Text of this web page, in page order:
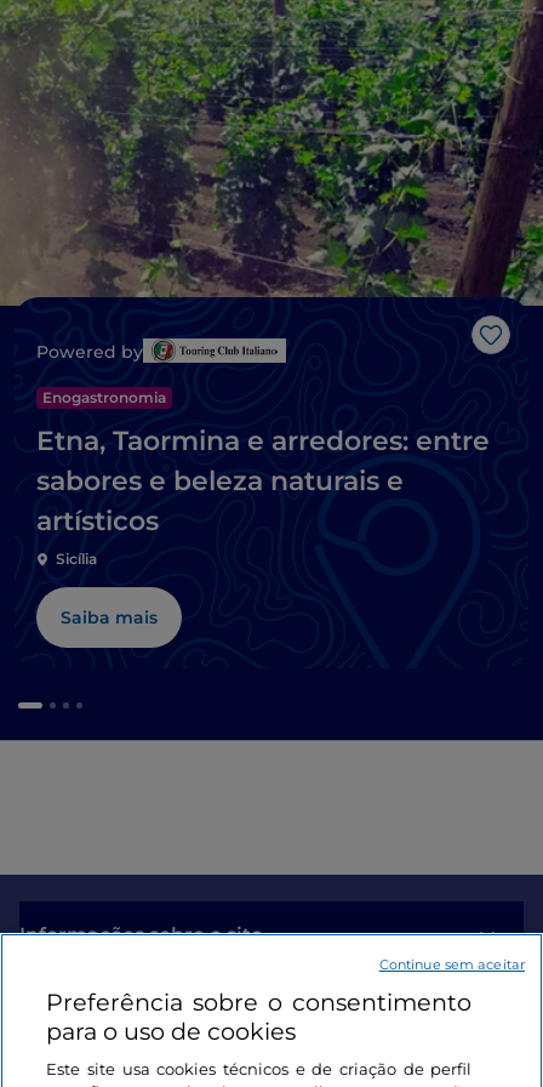
Powered by
Enogastronomia
Etna, Taormina e arredores: entre
sabores e beleza naturais e
artísticos
Sicília
Saiba mais
Informações sobre o site
Ligações úteis
Iniciar sessão
Preferência sobre o consentimento
para o uso de cookies
Este site usa cookies técnicos e de criação de perfil
Continue sem aceitar